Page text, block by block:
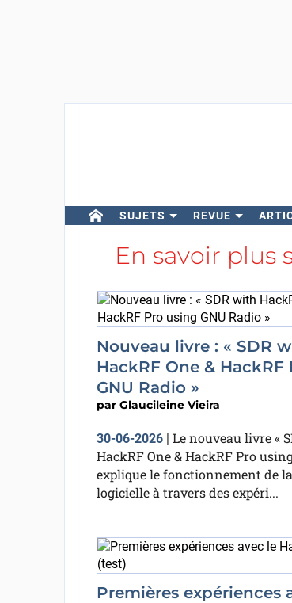
SUJETS REVUE
En savoir plus
Nouveau livre : « SDR
HackRF One & HackRF
GNU Radio »
par Glaucileine Vieira
30-06-2026| Le nouveau livre «
HackRF One & HackRF Pro
explique le fonctionnement de
logicielle à travers des expéri...
Premières expériences